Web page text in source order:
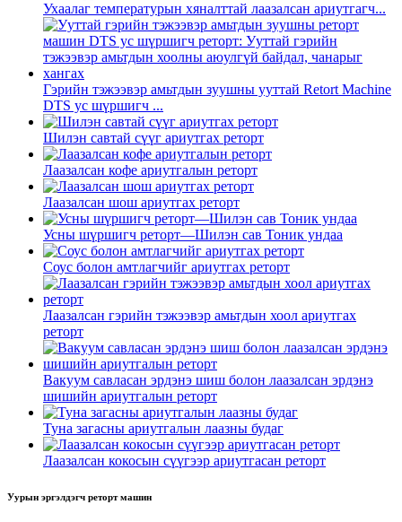
Ухаалаг температурын хяналттай лаазалсан ариутгагч...
Гэрийн тэжээвэр амьтдын зуушны ууттай Retort Machine
DTS ус шүршигч ...
Шилэн савтай сүүг ариутгах реторт
Лаазалсан кофе ариутгалын реторт
Лаазалсан шош ариутгах реторт
Усны шүршигч реторт—Шилэн сав Тоник ундаа
Соус болон амтлагчийг ариутгах реторт
Лаазалсан гэрийн тэжээвэр амьтдын хоол ариутгах
реторт
Вакуум савласан эрдэнэ шиш болон лаазалсан эрдэнэ
шишийн ариутгалын реторт
Туна загасны ариутгалын лаазны будаг
Лаазалсан кокосын сүүгээр ариутгасан реторт
Уурын эргэлдэгч реторт машин